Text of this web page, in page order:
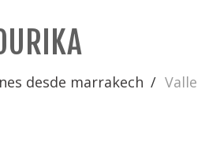
desde marrakech Valle